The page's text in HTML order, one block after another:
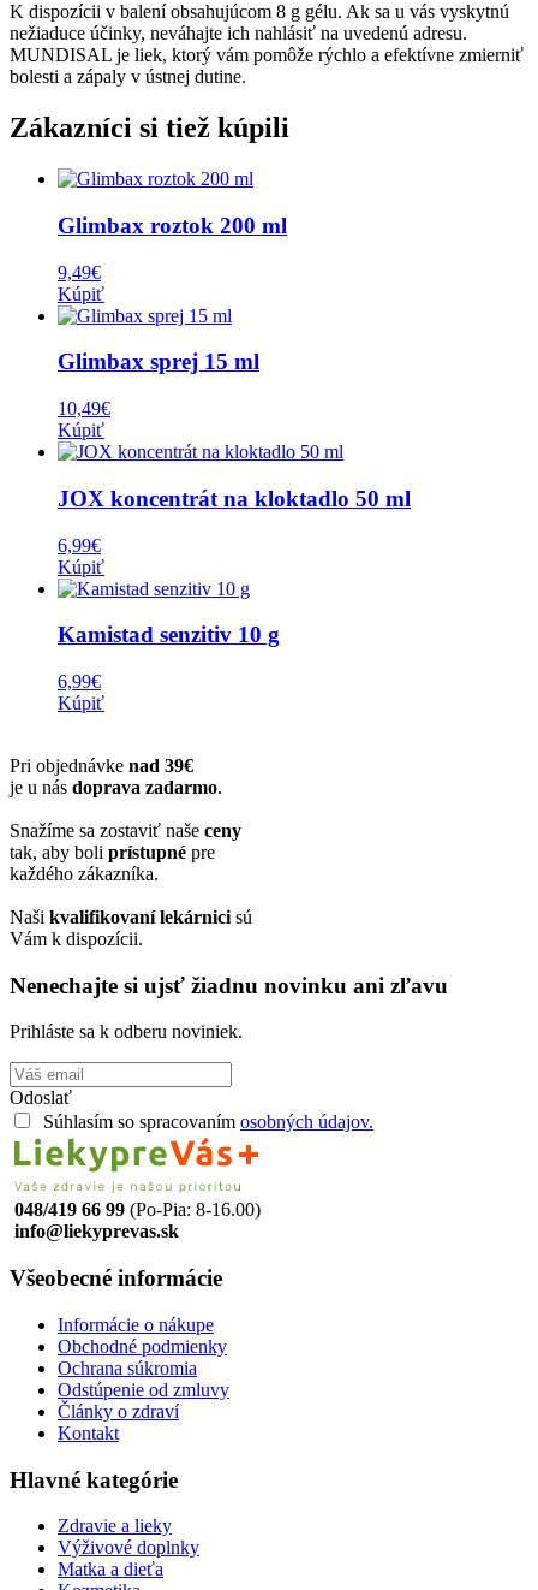
K dispozícii v balení obsahujúcom 8 g gélu. Ak sa u vás vyskytnú
nežiaduce účinky, neváhajte ich nahlásiť na uvedenú adresu.
MUNDISAL je liek, ktorý vám pomôže rýchlo a efektívne zmierniť
bolesti a zápaly v ústnej dutine.
Zákazníci si tiež kúpili
Glimbax roztok 200 ml
9,49€
Kúpiť
Glimbax sprej 15 ml
10,49€
Kúpiť
JOX koncentrát na kloktadlo 50 ml
6,99€
Kúpiť
Kamistad senzitiv 10 g
6,99€
Kúpiť
Pri objednávke nad 39€
je u nás doprava zadarmo.
Snažíme sa zostaviť naše ceny
tak, aby boli prístupné pre
každého zákazníka.
Naši kvalifikovaní lekárnici sú
Vám k dispozícii.
Nenechajte si ujsť žiadnu novinku ani zľavu
Prihláste sa k odberu noviniek.
Odoslať
Súhlasím so spracovaním osobných údajov.
048/419 66 99 (Po-Pia: 8-16.00)
info@liekyprevas.sk
Všeobecné informácie
Informácie o nákupe
Obchodné podmienky
Ochrana súkromia
Odstúpenie od zmluvy
Články o zdraví
Kontakt
Hlavné kategórie
Zdravie a lieky
Výživové doplnky
Matka a dieťa